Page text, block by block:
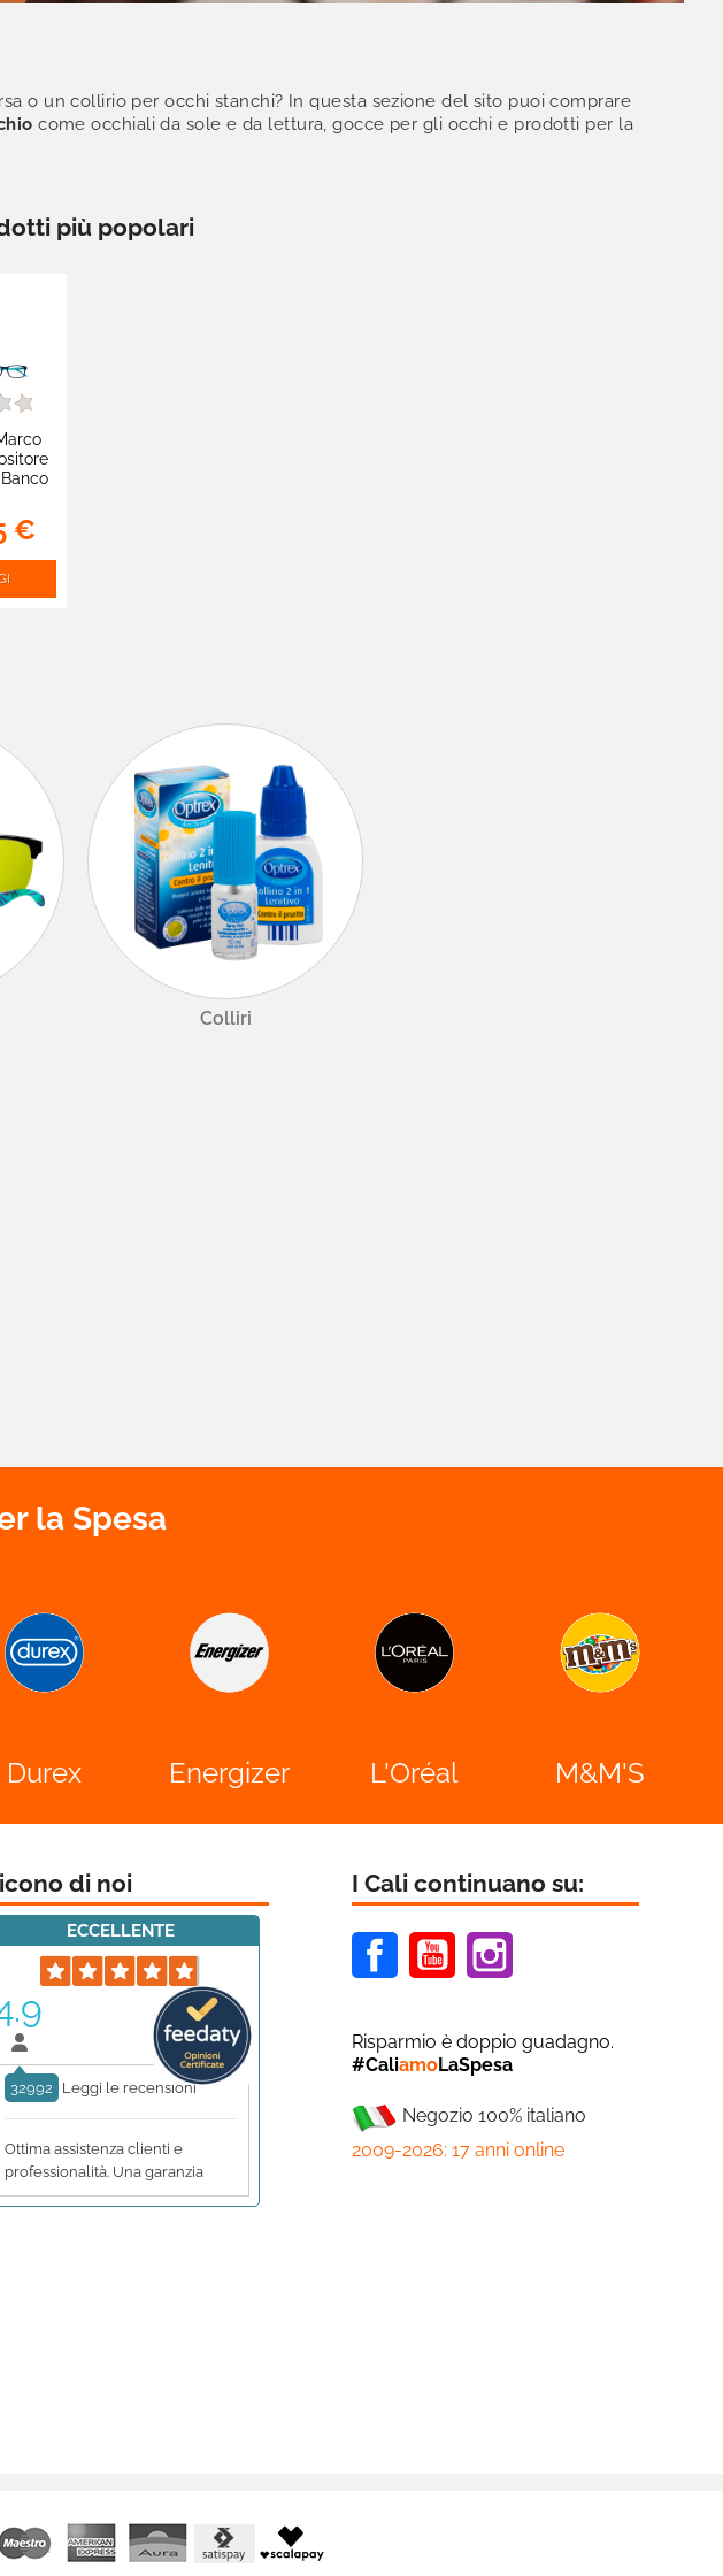
o un collirio per occhi stanchi? In questa sezione del sito puoi comprare
come occhiali da sole e da lettura, gocce per gli occhi e prodotti per la
più popolari
€
Colliri
la Spesa
Durex Energizer L'Oréal M&M'S
di noi
ECCELLENTE
32992 Leggi le recensioni
Ottima assistenza clienti e
professionalità. Una garanzia
I Cali continuano su:
FacebookYoutube
Risparmio è doppio guadagno.
#CaliamoLaSpesa
Negozio 100% italiano
2009-2026: 17 anni online